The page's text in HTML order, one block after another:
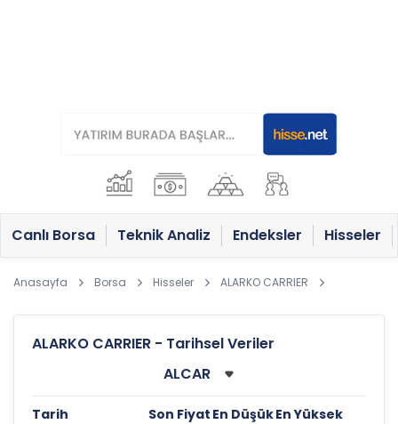
Canlı Borsa Teknik Analiz Endeksler Hisseler
Anasayfa Borsa Hisseler ALARKO CARRIER
ALARKO CARRIER - Tarihsel Veriler
Tarih Son Fiyat En DüşükEn Yüksek